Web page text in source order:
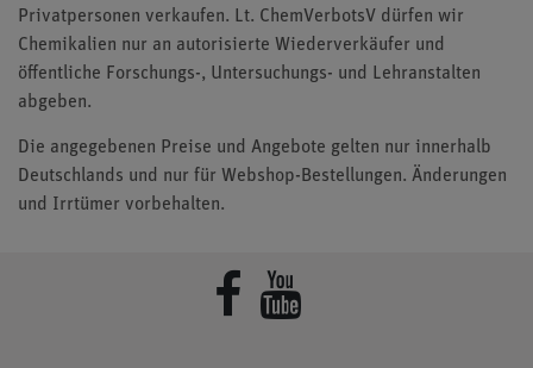
Privatpersonen verkaufen. Lt. ChemVerbotsV dürfen wir
Chemikalien nur an autorisierte Wiederverkäufer und
öffentliche Forschungs-, Untersuchungs- und Lehranstalten
abgeben.
Die angegebenen Preise und Angebote gelten nur innerhalb
Deutschlands und nur für Webshop-Bestellungen. Änderungen
und Irrtümer vorbehalten.